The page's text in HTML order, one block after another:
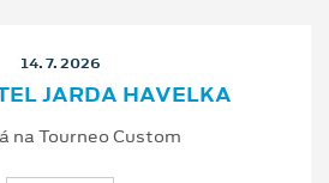
14. 7. 2026
JARDA HAVELKA
na Tourneo Custom